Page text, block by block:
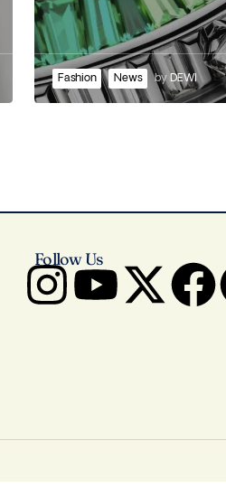
Fashion News by DEWI
Follow Us